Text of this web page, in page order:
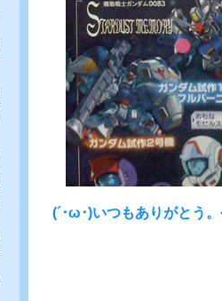
(´･ω･)いつもありがとう